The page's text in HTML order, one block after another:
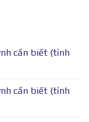
cần biết (tỉnh
cần biết (tỉnh